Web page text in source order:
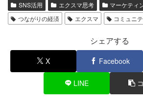
SNS活用 エクスマ思考 マーケティ
つながりの経済
エクスマ コミュニ
シェアする
X Facebook
LINE